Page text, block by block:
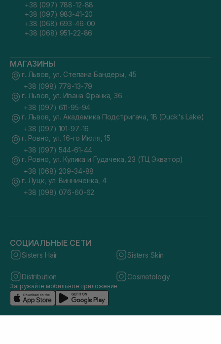
+38 (097) 788-12-88
+38 (097) 983-41-20
+38 (068) 693-46-00
+38 (068) 951-22-86
МАГАЗИНЫ
г. Львов, ул. Степана Бандеры, 45
+38 (098) 778-13-79
г. Львов, ул. Ивана Франка, 36
+38 (097) 611-95-94
г. Львов, ул. Академика Подстригача, 1В (Duck's Lake)
+38 (097) 101-97-16
г. Ровно, ул. 16-го Июля, 15
+38 (097) 544-61-44
г. Ровно, ул. Кулика и Гудачека, 23 (ТЦ Экватор)
+38 (068) 209-34-88
г. Луцк, ул. Винниченка, 4
+38 (098) 076-60-62
СОЦИАЛЬНЫЕ СЕТИ
Sisters Hair Sisters Skin
Distribution Cosmetology
Загружайте мобильное приложение